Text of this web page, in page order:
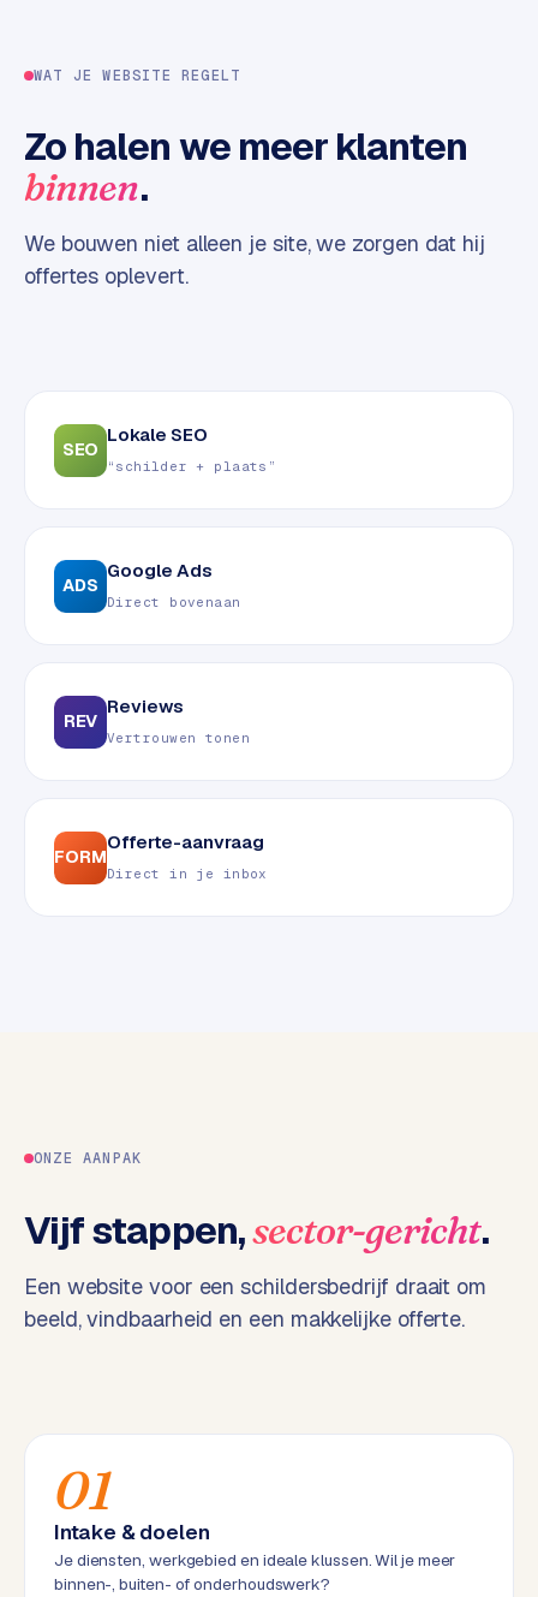
b
t
e
ERP &
KOPPELINGEN
PREMIUM
i
n
e
s
s
C
e
n
t
r
a
l
S
h
p
i
f
y
o
S
w
a
u
c
t
f
e
WAT JE WEBSITE REGELT
Zo halen we meer klanten
binnen.
We bouwen niet alleen je site, we zorgen dat hij
offertes oplevert.
SEO
Lokale SEO
“schilder + plaats”
ADS
Google Ads
Direct bovenaan
REV
Reviews
Vertrouwen tonen
FORM
Offerte-aanvraag
Direct in je inbox
ONZE AANPAK
Vijf stappen,sector-gericht.
Een website voor een schildersbedrijf draait om
beeld, vindbaarheid en een makkelijke offerte.
01
Intake & doelen
Je diensten, werkgebied en ideale klussen. Wil je meer
binnen-, buiten- of onderhoudswerk?